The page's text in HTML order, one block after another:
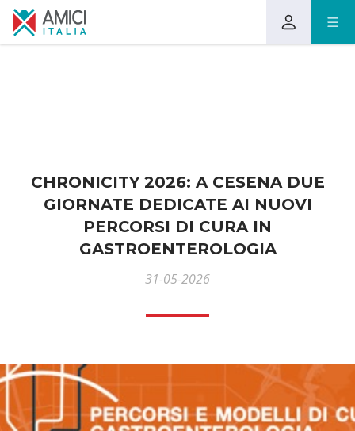
CHRONICITY 2026: A CESENA DUE
GIORNATE DEDICATE AI NUOVI
PERCORSI DI CURA IN
GASTROENTEROLOGIA
31-05-2026